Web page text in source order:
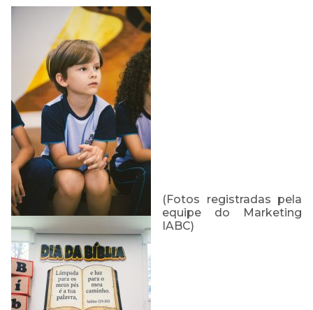
(Fotos registradas pela
equipe do Marketing
IABC)
para resolver esta questão!
Prazo de normalização:
quinta-feira, 23/11/2023 às
17h
Nossa equipe está ligando
para cada mensagem
enviada!
Caso queira falar
diretamente conosco ligue